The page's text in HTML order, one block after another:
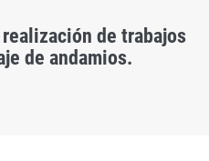
de trabajos
de andamios.